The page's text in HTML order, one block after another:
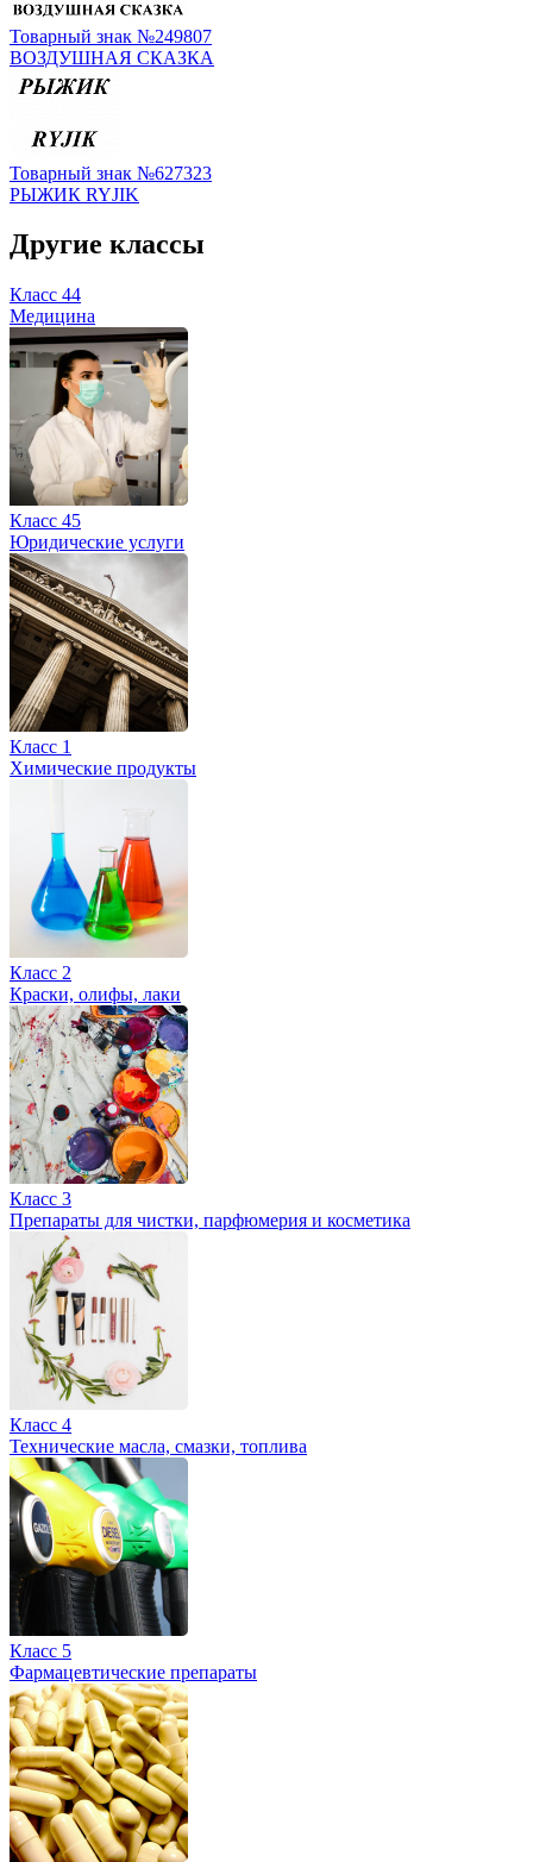
Товарный знак №249807
ВОЗДУШНАЯ СКАЗКА
Товарный знак №627323
РЫЖИК RYJIK
Другие классы
Класс 44
Медицина
Класс 45
Юридические услуги
Класс 1
Химические продукты
Класс 2
Краски, олифы, лаки
Класс 3
Препараты для чистки, парфюмерия и косметика
Класс 4
Технические масла, смазки, топлива
Класс 5
Фармацевтические препараты